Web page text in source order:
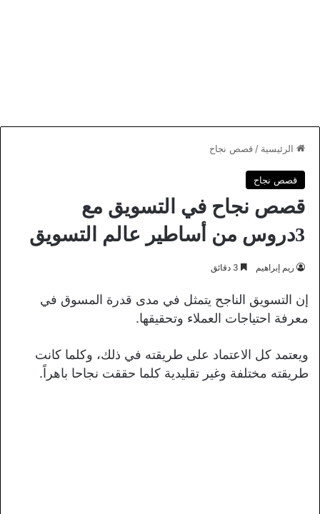
الرئيسية / قصص نجاح
قصص نجاح
قصص نجاح في التسويق مع
3دروس من أساطير عالم التسويق
ريم إبراهيم
إن التسويق الناجح يتمثل في مدى قدرة المسوق في
معرفة احتياجات العملاء وتحقيقها.
ويعتمد كل الاعتماد على طريقته في ذلك، وكلما كانت
طريقته مختلفة وغير تقليدية كلما حققت نجاحا باهراً.